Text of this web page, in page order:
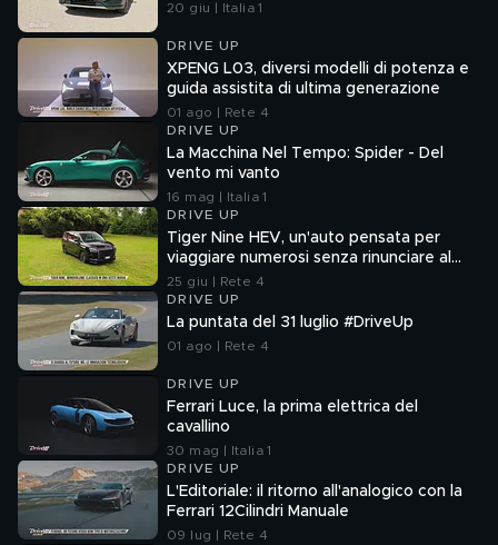
20 giu | Italia 1
DRIVE UP
XPENG L03, diversi modelli di potenza e
guida assistita di ultima generazione
01 ago | Rete 4
DRIVE UP
La Macchina Nel Tempo: Spider - Del
vento mi vanto
16 mag | Italia 1
DRIVE UP
Tiger Nine HEV, un'auto pensata per
viaggiare numerosi senza rinunciare al
comfort
25 giu | Rete 4
DRIVE UP
La puntata del 31 luglio #DriveUp
01 ago | Rete 4
DRIVE UP
Ferrari Luce, la prima elettrica del
cavallino
30 mag | Italia 1
DRIVE UP
L'Editoriale: il ritorno all'analogico con la
Ferrari 12Cilindri Manuale
09 lug | Rete 4